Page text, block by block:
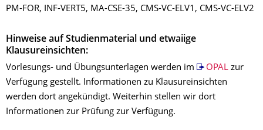
PM-FOR, INF-VERT5, MA-CSE-35, CMS-VC-ELV1, CMS-VC-ELV2
Hinweise auf Studienmaterial und etwaiige
Klausureinsichten:
Vorlesungs- und Übungsunterlagen werden im
OPALzur
Verfügung gestellt. Informationen zu Klausureinsichten
werden dort angekündigt. Weiterhin stellen wir dort
Informationen zur Prüfung zur Verfügung.